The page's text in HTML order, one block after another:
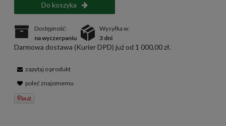
Do koszyka
Dostępność:
na wyczerpaniu
Wysyłka w:
3 dni
Darmowa dostawa (Kurier DPD) już od 1 000,00 zł.
zapytaj o produkt
poleć znajomemu